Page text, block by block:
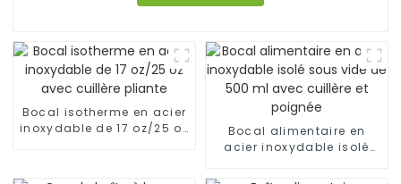
Bocal isotherme en acier
inoxydable de 17 oz/25 oz
Bocal alimentaire en
acier inoxydable isolé
avec cuillère et poignée